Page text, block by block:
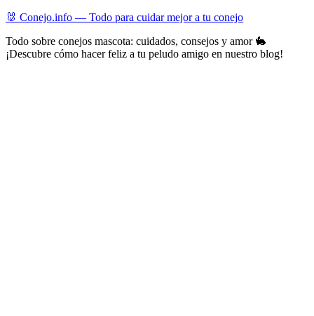
Skip
content
🐰 Conejo.info — Todo para cuidar mejor a tu conejo
Todo sobre conejos mascota: cuidados, consejos y amor 🐇
¡Descubre cómo hacer feliz a tu peludo amigo en nuestro blog!